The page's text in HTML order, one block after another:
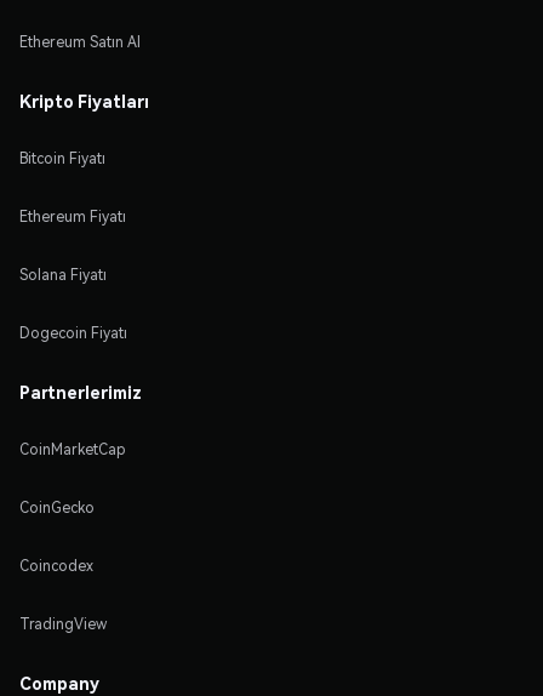
Ethereum Satın Al
Kripto Fiyatları
Bitcoin Fiyatı
Ethereum Fiyatı
Solana Fiyatı
Dogecoin Fiyatı
Partnerlerimiz
CoinMarketCap
CoinGecko
Coincodex
TradingView
Company